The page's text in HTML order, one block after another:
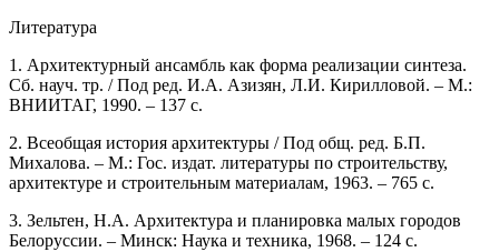
Литература
1. Архитектурный ансамбль как форма реализации синтеза.
Cб. науч. тр. / Под ред. И.А. Азизян, Л.И. Кирилловой. – М.:
ВНИИТАГ, 1990. – 137 с.
2. Всеобщая история архитектуры / Под общ. ред. Б.П.
Михалова. – М.: Гос. издат. литературы по строительству,
архитектуре и строительным материалам, 1963. – 765 с.
3. Зельтен, Н.А. Архитектура и планировка малых городов
Белоруссии. – Минск: Наука и техника, 1968. – 124 с.